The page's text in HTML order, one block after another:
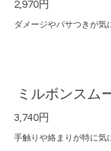
2,970円
ダメージやパサつきが気
ミルボンスム
3,740円
手触りや絡まりが特に気